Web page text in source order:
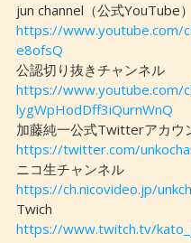
jun channel（公式YouTube）
https://www.youtube.com/
e8ofsQ
公認切り抜きチャンネル
https://www.youtube.com/
lygWpHodDff3iQurnWnQ
加藤純一公式Twitterアカウ
https://twitter.com/
ニコ生チャンネル
https://ch.nicovideo.jp/
Twich
https://www.twitch.tv/